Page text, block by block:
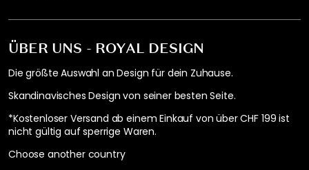
ÜBER UNS - ROYAL DESIGN
Die größte Auswahl an Design für dein Zuhause.
Skandinavisches Design von seiner besten Seite.
*Kostenloser Versand ab einem Einkauf von über CHF 199 ist
nicht gültig auf sperrige Waren.
Choose another country